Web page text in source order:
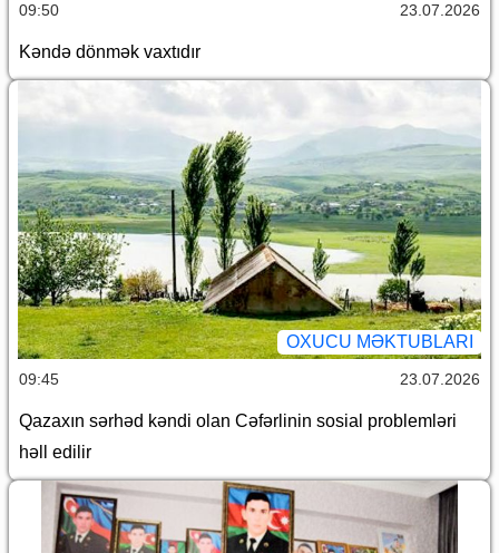
09:50 23.07.2026
Kəndə dönmək vaxtıdır
OXUCU MƏKTUBLARI
09:45 23.07.2026
Qazaxın sərhəd kəndi olan Cəfərlinin sosial problemləri
həll edilir